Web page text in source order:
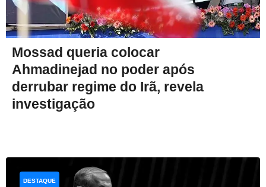
Mossad queria colocar
Ahmadinejad no poder após
derrubar regime do Irã, revela
investigação
DESTAQUE